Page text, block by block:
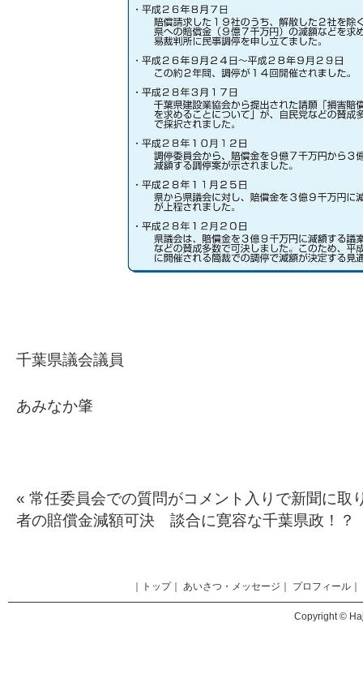
千葉県議会議員
あみなか肇
« 常任委員会での質問がコメント入りで新聞に取
者の賠償金減額可決 談合に寛容な千葉県政！
トップ｜ あいさつ・メッセージ プロフィール
Copyright ©